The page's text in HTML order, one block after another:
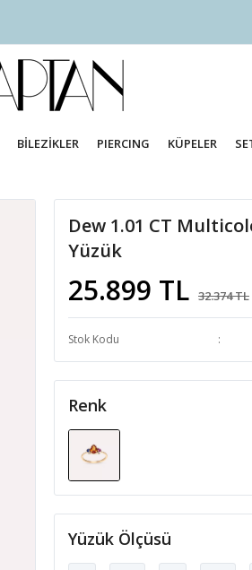
BİLEZİKLER PIERCING KÜPELER
Dew 1.01 CT
Yüzük
25.899 TL 32.374 TL
Stok Kodu
Renk
Yüzük Ölçüsü